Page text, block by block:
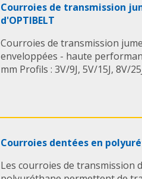
Courroies de transmission
d'OPTIBELT
Courroies de transmission
enveloppées - haute
mm Profils : 3V/9J, 5V/15J, 8V/
Courroies dentées en
Les courroies de transmission